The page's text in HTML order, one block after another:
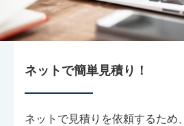
ネットで簡単見積り！
ネットで見積りを依頼するため、